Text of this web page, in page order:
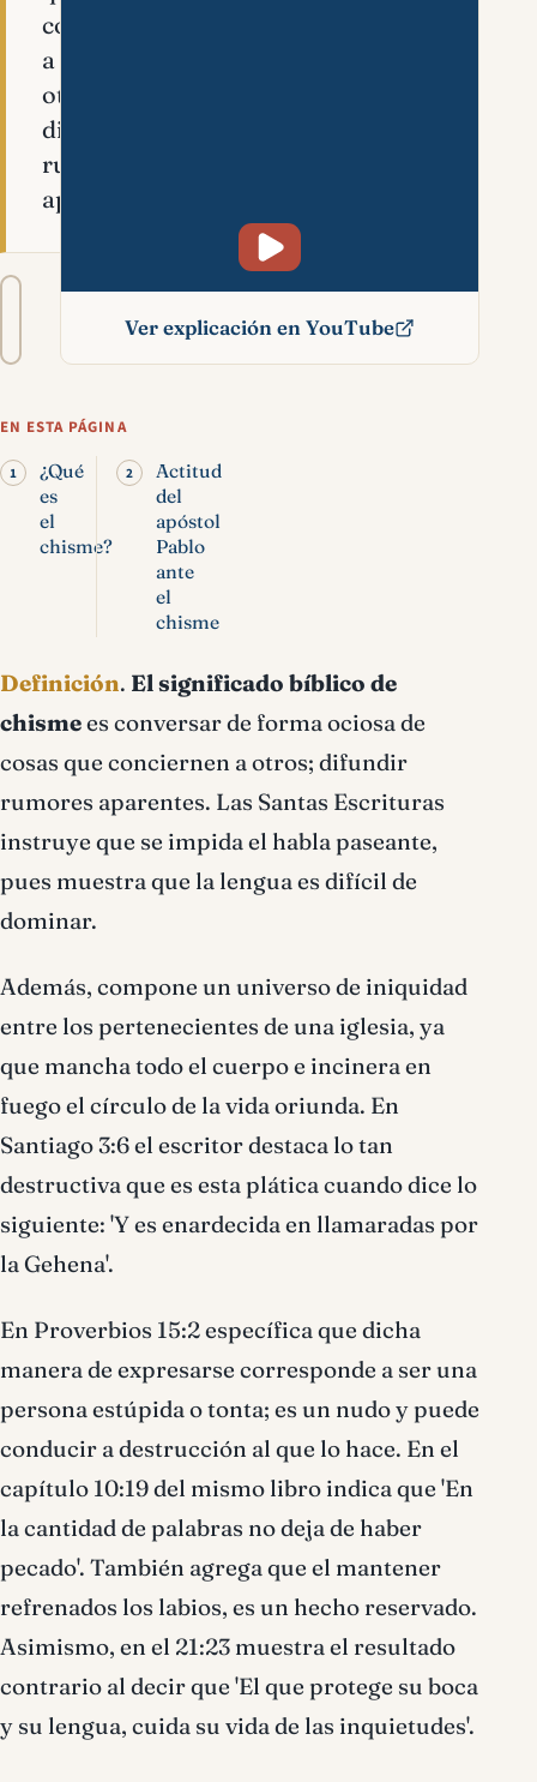
conciernen
a
otros;
difundir
rumores
aparentes.
Tamaño
A− A+
Ver explicación en YouTube
EN ESTA PÁGINA
¿Qué
es
el
chisme?
Actitud
del
apóstol
Pablo
ante
el
chisme
Definición. El significado bíblico de
chismees conversar de forma ociosa de
cosas que conciernen a otros; difundir
rumores aparentes. Las Santas Escrituras
instruye que se impida el habla paseante,
pues muestra que la lengua es difícil de
dominar.
Además, compone un universo de iniquidad
entre los pertenecientes de una iglesia, ya
que mancha todo el cuerpo e incinera en
fuego el círculo de la vida oriunda. En
Santiago 3:6 el escritor destaca lo tan
destructiva que es esta plática cuando dice lo
siguiente: 'Y es enardecida en llamaradas por
la Gehena'.
En Proverbios 15:2 específica que dicha
manera de expresarse corresponde a ser una
persona estúpida o tonta; es un nudo y puede
conducir a destrucción al que lo hace. En el
capítulo 10:19 del mismo libro indica que 'En
la cantidad de palabras no deja de haber
pecado'. También agrega que el mantener
refrenados los labios, es un hecho reservado.
Asimismo, en el 21:23 muestra el resultado
contrario al decir que 'El que protege su boca
y su lengua, cuida su vida de las inquietudes'.